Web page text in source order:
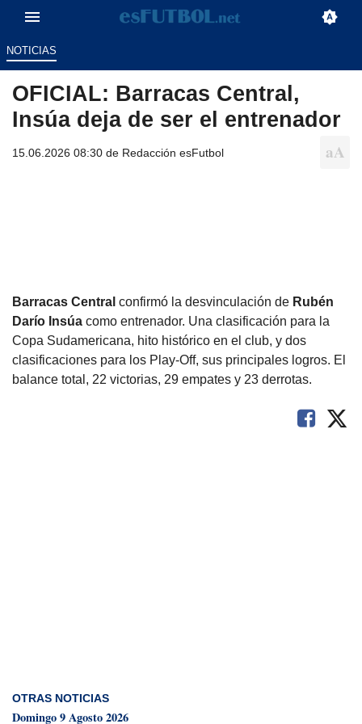
NOTICIAS
OFICIAL: Barracas Central,
Insúa deja de ser el entrenador
15.06.2026 08:30 de Redacción esFutbol
Barracas Central confirmó la desvinculación de Rubén
Darío Insúa como entrenador. Una clasificación para la
Copa Sudamericana, hito histórico en el club, y dos
clasificaciones para los Play-Off, sus principales logros. El
balance total, 22 victorias, 29 empates y 23 derrotas.
OTRAS NOTICIAS
Domingo 9 Agosto 2026